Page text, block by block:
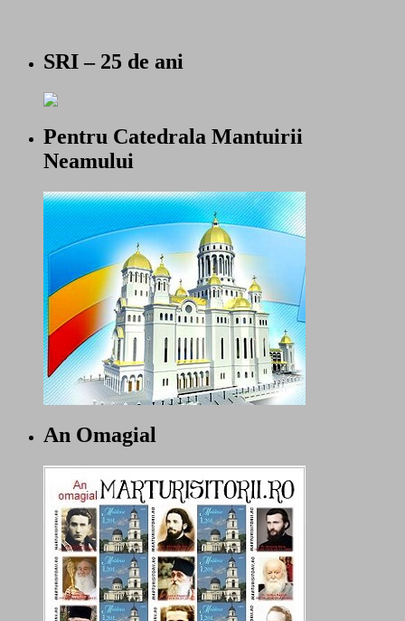
SRI – 25 de ani
Pentru Catedrala Mantuirii
Neamului
An Omagial